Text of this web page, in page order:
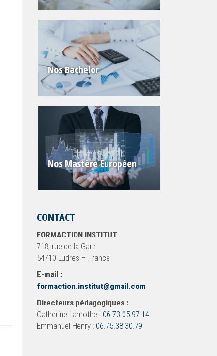
Nos Bachelor
Nos Mastère Européen
CONTACT
FORMACTION INSTITUT
718, rue de la Gare
54710 Ludres – France
E-mail :
formaction.institut@gmail.com
Directeurs pédagogiques :
Catherine Lamothe : 06.73.05.97.14
Emmanuel Henry : 06.75.38.30.79